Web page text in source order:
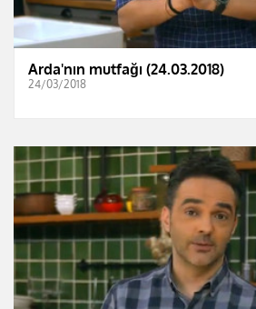
Arda'nın mutfağı (24.03.2018)
24/03/2018